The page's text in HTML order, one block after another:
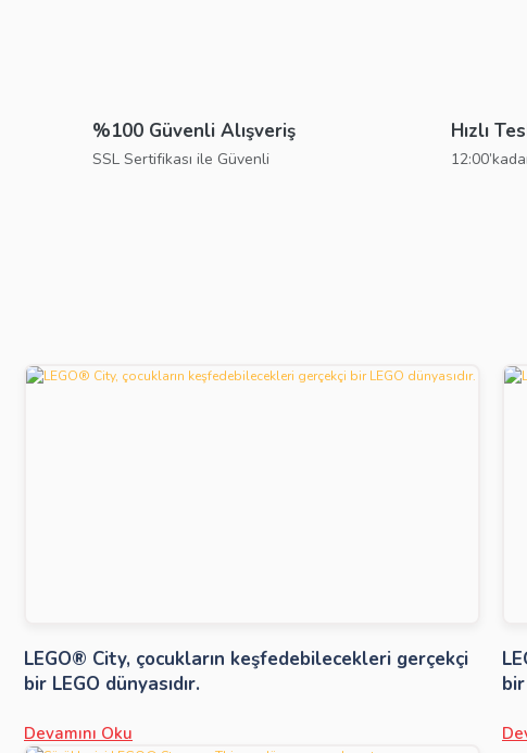
Ürün bilgilerinde hatalar bulunuyor.
%100 Güvenli Alışveriş
SSL Sertifikası ile Güvenli
Hızlı
LEGO® City, çocukların keşfedebilecekleri gerçekçi
bir LEGO dünyasıdır.
Devamını Oku
bir